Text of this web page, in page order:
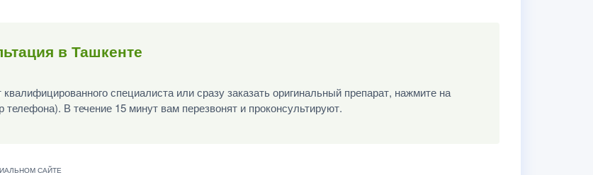
в Ташкенте
специалиста или сразу заказать оригинальный препарат, нажмите на
В течение 15 минут вам перезвонят и проконсультируют.